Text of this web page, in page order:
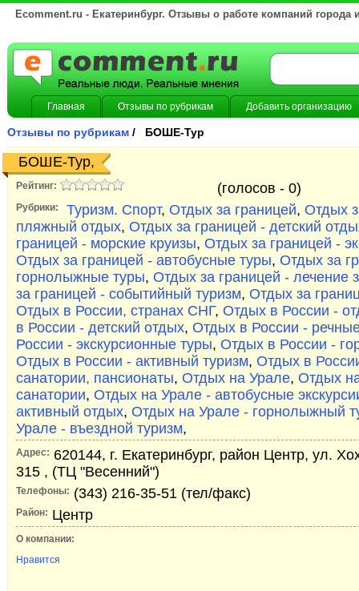
Ecomment.ru - Екатеринбург. Отзывы о работе компаний города
Главная Отзывы по рубрикам Добавить организацию
Отзывы по рубрикам / БОШЕ-Тур
БОШЕ-Тур,
Рейтинг: (голосов - 0)
Рубрики: Туризм. Спорт, Отдых за границей, Отдых
пляжный отдых, Отдых за границей - детский
границей - морские круизы, Отдых за границей -
Отдых за границей - автобусные туры, Отдых за
горнолыжные туры, Отдых за границей - лечение
за границей - событийный туризм, Отдых за
Отдых в России, странах СНГ, Отдых в России -
в России - детский отдых, Отдых в России -
России - экскурсионные туры, Отдых в России -
Отдых в России - активный туризм, Отдых в
санатории, пансионаты, Отдых на Урале, Отдых
санатории, Отдых на Урале - автобусные
активный отдых, Отдых на Урале - горнолыжный
Урале - въездной туризм,
Адрес: 620144, г. Екатеринбург, район Центр, ул.
315 , (ТЦ "Весенний")
Телефоны: (343) 216-35-51 (тел/факс)
Район: Центр
О компании:
Нравится